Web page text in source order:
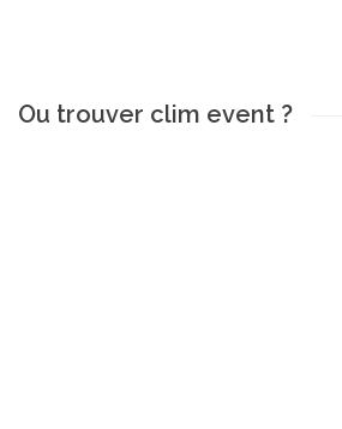
Ou trouver clim event ?